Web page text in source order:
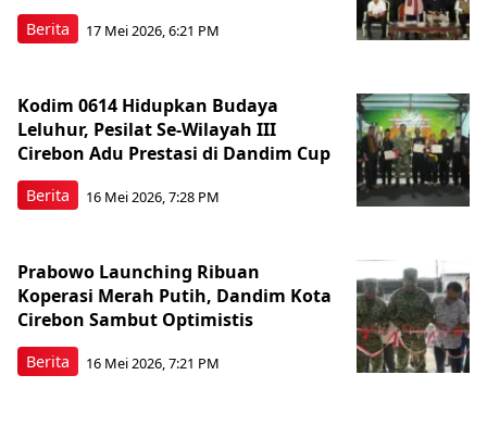
Berita 17 Mei 2026, 6:21 PM
Berita
Kodim 0614 Hidupkan Budaya
Leluhur, Pesilat Se-Wilayah III
Cirebon Adu Prestasi di Dandim Cup
16 Mei 2026, 7:28 PM
Berita
Prabowo Launching Ribuan
Koperasi Merah Putih, Dandim Kota
Cirebon Sambut Optimistis
16 Mei 2026, 7:21 PM